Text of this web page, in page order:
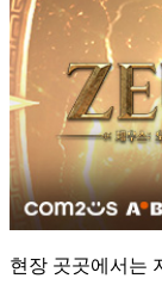
현장 곳곳에서는